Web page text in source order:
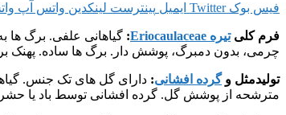
فیس بوک Twitter ایمیل پینترست لینکدین واتس آپ
فرم کلیتیره Eriocaulaceae : گیاهانی علفی. برگ ها
چرمی، بدون دمبرگ، پوشش دار. برگ ها ساده. پهنک
تولیدمثل وگرده افشانی: دارای گل های تک جنس.
مترشحه از پوشش گل. گرده افشانی توسط باد یا